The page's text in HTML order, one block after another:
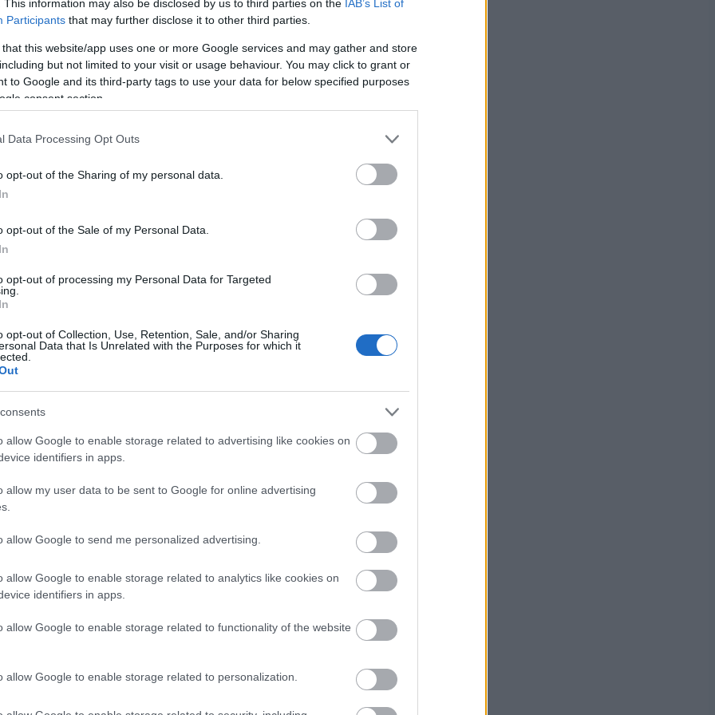
This information may also be disclosed by us to third parties on the IAB’s List of
Participants that may further disclose it to other third parties.
that this website/app uses one or more Google services and may gather and store
but not limited to your visit or usage behaviour. You may click to grant or
to Google and its third-party tags to use your data for below specified purposes
consent section.
Data Processing Opt Outs
opt-out of the Sharing of my personal data.
opt-out of the Sale of my Personal Data.
opt-out of processing my Personal Data for Targeted
opt-out of Collection, Use, Retention, Sale, and/or Sharing
Data that Is Unrelated with the Purposes for which it
allow Google to enable storage related to advertising like cookies on
identifiers in apps.
allow my user data to be sent to Google for online advertising
allow Google to send me personalized advertising.
allow Google to enable storage related to analytics like cookies on
identifiers in apps.
allow Google to enable storage related to functionality of the website
allow Google to enable storage related to personalization.
pari päivää sitten lauantaina Tartu Maratonin
että Tartu Maraton on mukana.
Hevoskuuri arvuutteli vain pari päivää sitten lauantaina
on varmistunut, että Tartu Maraton on mukana.
osakilpailua. Perinteisellä hiihdettävä Tartu Maraton
Elvassa. Tartu Maratonilla on yli viisikymmenvuotiset
Tartu Maraton on mukana näyttää kalenteri myös
viikkoa König Ludvig Laufin jälkeen ja kaksi viikkoa
sanoo Ski Classics-sarjan johtaja David Nilsson ja
pitkistä hiihdoista ja se vetää joka vuosi maailman
Tartu Maratonin reittiä yhdeksi maailman
sarjan mukana olon myötä pystymme todistamaan
oikeassa. Uskomme, että Tartu Maraton
sanoo Tartu Maratonin kilpailunjohtaja Indrek